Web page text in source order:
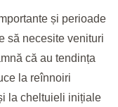
și perioade
să necesite venituri
că au tendința
la reînnoiri
la cheltuieli inițiale